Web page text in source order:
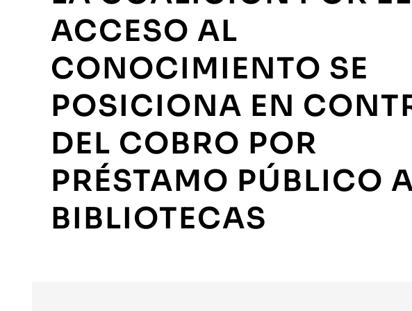
ACCESO AL
CONOCIMIENTO SE
POSICIONA EN
DEL COBRO POR
PRÉSTAMO PÚBLICO
BIBLIOTECAS